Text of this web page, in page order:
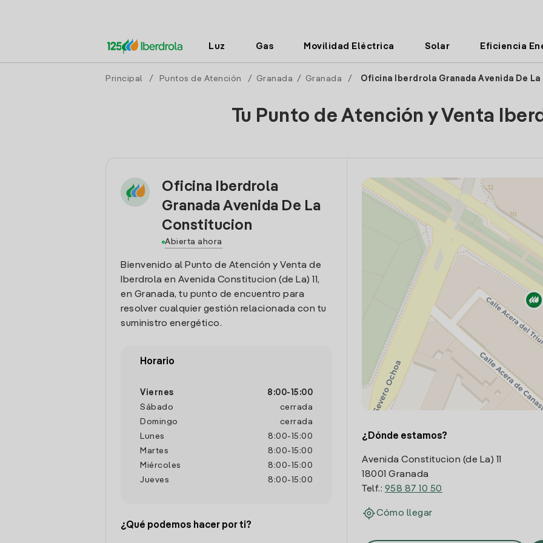
Luz Gas Movilidad Eléctrica Solar Eficiencia
Principal / Puntos de Atención / Granada / Granada / Oficina Iberdrola Granada Avenida De
Tu Punto de Atención y Venta
Oficina Iberdrola
Granada Avenida De La
Constitucion
Abierta ahora
Bienvenido al Punto de Atención y Venta de
Iberdrola en Avenida Constitucion (de La) 11,
en Granada, tu punto de encuentro para
resolver cualquier gestión relacionada con tu
suministro energético.
Horario
Viernes 8:00- 15:00
Sábado
cerrada
Domingo
cerrada
Lunes
8:00- 15:00
Martes
8:00- 15:00
Miércoles
8:00- 15:00
Jueves
8:00- 15:00
¿Qué podemos hacer por ti?
¿Dónde estamos?
Avenida Constitucion (de La) 11
18001 Granada
Telf.: 958 87 10 50
Cómo llegar